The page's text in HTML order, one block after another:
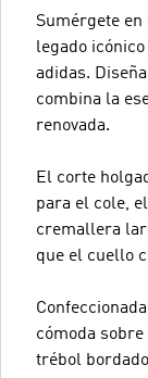
Sumérgete
legado
adidas.
combina la
renovada.
El corte
para el cole,
cremallera
que el cuello
cómoda
trébol